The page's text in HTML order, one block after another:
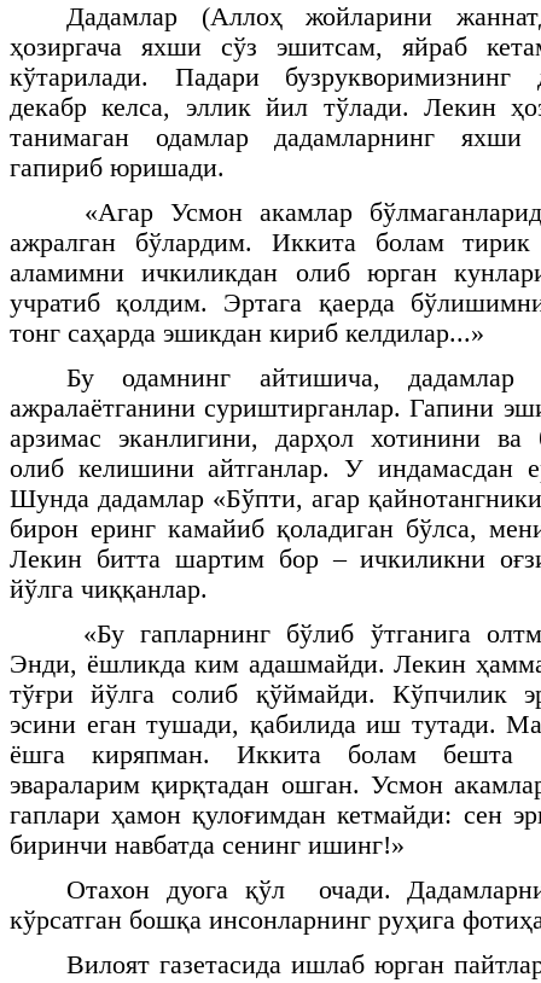
Дадамлар (Аллоҳ жойларини
ҳозиргача яхши сўз эшитсам, яйраб
кўтарилади. Падари бузрукворимизнинг
декабр келса, эллик йил тўлади. Лекин
танимаган одамлар дадамларнинг яхши
гапириб юришади.
«Агар Усмон акамлар
ажралган бўлардим. Иккита болам
аламимни ичкиликдан олиб юрган
учратиб қолдим. Эртага қаерда
тонг саҳарда эшикдан кириб келдилар...»
Бу одамнинг айтишича, дадамлар
ажралаётганини суриштирганлар. Гапини
арзимас эканлигини, дарҳол хотинини ва
олиб келишини айтганлар. У индамасдан
Шунда дадамлар «Бўпти, агар
бирон еринг камайиб қоладиган бўлса,
Лекин битта шартим бор – ичкиликни
йўлга чиққанлар.
«Бу гапларнинг бўлиб ўтганига
Энди, ёшликда ким адашмайди. Лекин
тўғри йўлга солиб қўймайди. Кўпчилик
эсини еган тушади, қабилида иш тутади.
ёшга киряпман. Иккита болам бешта
эвараларим қирқтадан ошган. Усмон
гаплари ҳамон қулоғимдан кетмайди: сен
биринчи навбатда сенинг ишинг!»
Отахон дуога қўл очади.
кўрсатган бошқа инсонларнинг руҳига
Вилоят газетасида ишлаб юрган